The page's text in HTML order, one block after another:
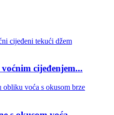
voćnim cijeđenjem...